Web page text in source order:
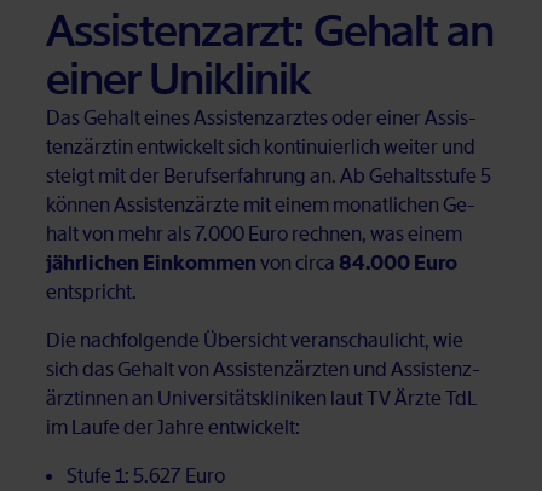
As­sis­tenz­arzt: Ge­halt an
ei­ner Uni­kli­nik
Das Ge­halt ei­nes As­sis­tenz­arz­tes oder ei­ner As­sis­
tenz­ärz­tin ent­wi­ckelt sich kon­ti­nu­ier­lich wei­ter und
steigt mit der Be­rufs­er­fah­rung an. Ab Ge­halts­stu­fe 5
kön­nen As­sis­tenz­ärz­te mit ei­nem mo­nat­li­chen Ge­
halt von mehr als 7.000 Euro rech­nen, was ei­nem
jährlichen Einkommenvon cir­ca 84.000 Euro
ent­spricht.
Die nach­fol­gen­de Über­sicht ver­an­schau­licht, wie
sich das Ge­halt von As­sis­tenz­ärz­ten und As­sis­tenz­
ärz­tin­nen an Uni­ver­si­täts­kli­ni­ken laut TV Ärz­te TdL
im Lau­fe der Jah­re ent­wi­ckelt:
Stu­fe 1: 5.627 Euro